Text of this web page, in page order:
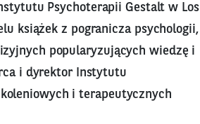
Psychoterapii Gestalt w Los
książek z pogranicza psychologii,
popularyzujących wiedzę i
i dyrektor Instytutu
i terapeutycznych